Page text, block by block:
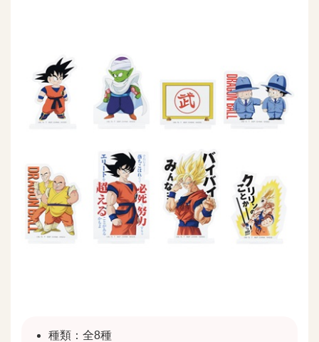
種類：全8種